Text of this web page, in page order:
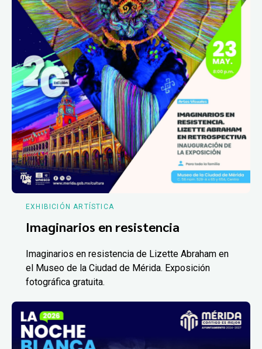
EXHIBICIÓN ARTÍSTICA
Imaginarios en resistencia
Imaginarios en resistencia de Lizette Abraham en
el Museo de la Ciudad de Mérida. Exposición
fotográfica gratuita.